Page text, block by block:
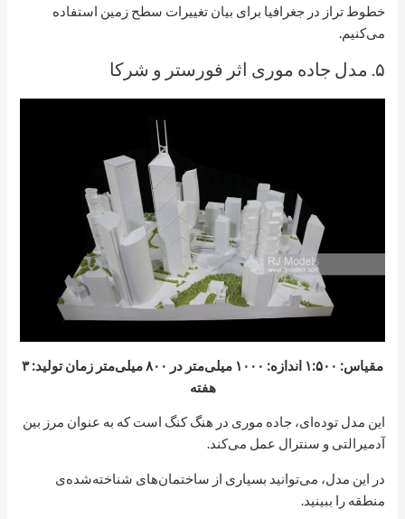
خطوط تراز در جغرافیا برای بیان تغییرات سطح زمین استفاده
می‌کنیم.
۵. مدل جاده موری اثر فورستر و شرکا
مقیاس: ۱:۵۰۰ اندازه: ۱۰۰۰ میلی‌متر در ۸۰۰ میلی‌متر زمان تولید: ۳
هفته
این مدل توده‌ای، جاده موری در هنگ کنگ است که به عنوان مرز بین
آدمیرالتی و سنترال عمل می‌کند.
در این مدل، می‌توانید بسیاری از ساختمان‌های شناخته‌شده‌ی
منطقه را ببینید.